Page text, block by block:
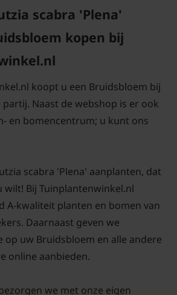
scabra 'Plena'
kopen bij
koopt u een Bruidsbloem bij
Naast de webshop is er ook
en bomencentrum; u kunt ons
scabra 'Plena' aanplanten, dat
Bij Tuinplantenwinkel.nl
A-kwaliteit planten en bomen van
Daarnaast geven we
op uw Bruidsbloem en alle andere
online aanbieden.
we met onze eigen